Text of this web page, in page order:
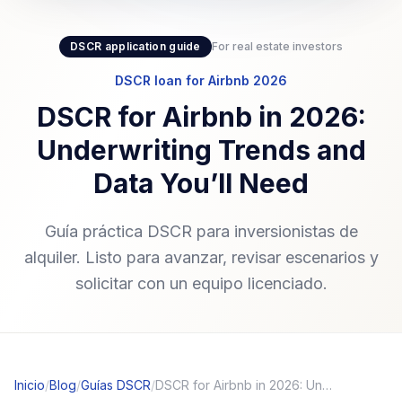
DSCR application guide For real estate investors
DSCR loan for Airbnb 2026
DSCR for Airbnb in 2026:
Underwriting Trends and
Data You’ll Need
Guía práctica DSCR para inversionistas de
alquiler. Listo para avanzar, revisar escenarios y
solicitar con un equipo licenciado.
Inicio/Blog/Guías DSCR/ DSCR for Airbnb in 2026: Underwriting Trends and Data You’ll Need